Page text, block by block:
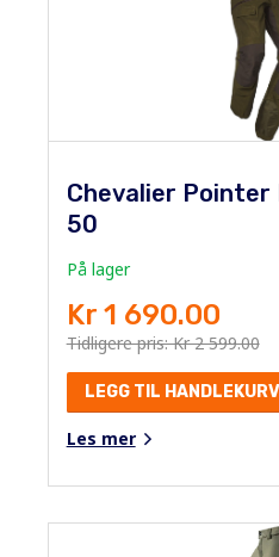
Chevalier
50
På lager
Kr 1 690.00
Tidligere pris: Kr 2 599.00
LEGG TIL HANDLEKURV
Les mer